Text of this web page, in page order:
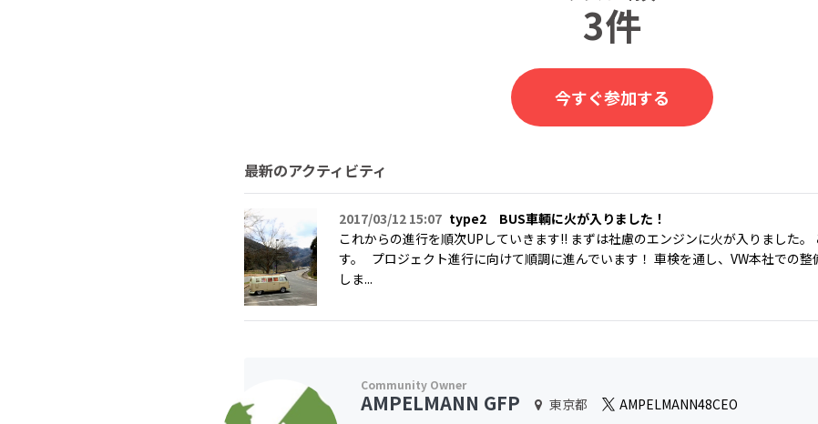
3件
今すぐ参加する
最新のアクティビティ
2017/03/12 15:07 type2 BUS車輌に火が入りました！
これからの進行を順次UPしていきます!! まずは社慮のエンジンに火が入りました
す。 プロジェクト進行に向けて順調に進んでいます！ 車検を通し、VW本社での
しま...
AMPELMANN GFP 東京都
AMPELMANN48CEO